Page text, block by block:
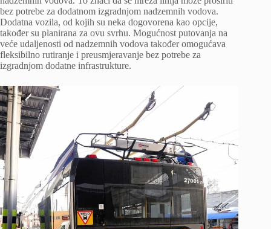
bez potrebe za dodatnom izgradnjom nadzemnih vodova.
Dodatna vozila, od kojih su neka dogovorena kao opcije,
također su planirana za ovu svrhu. Mogućnost putovanja na
veće udaljenosti od nadzemnih vodova također omogućava
fleksibilno rutiranje i preusmjeravanje bez potrebe za
izgradnjom dodatne infrastrukture.